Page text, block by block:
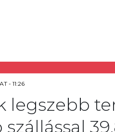
- 11:26
legszebb